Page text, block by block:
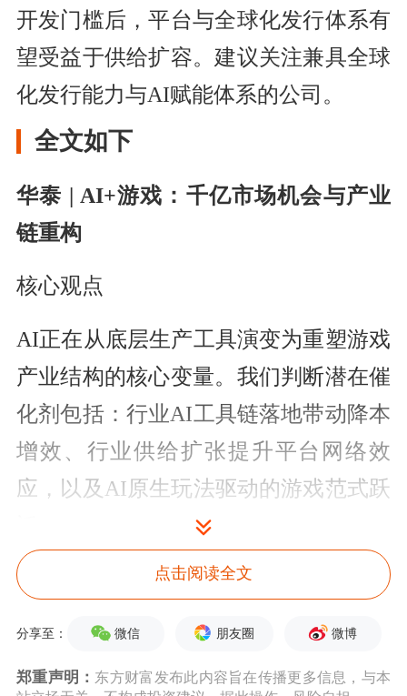
开发门槛后，平台与全球化发行体系有
望受益于供给扩容。建议关注兼具全球
化发行能力与AI赋能体系的公司。
全文如下
华泰 | AI+游戏：千亿市场机会与产业
链重构
核心观点
AI正在从底层生产工具演变为重塑游戏
产业结构的核心变量。我们判断潜在催
化剂包括：行业AI工具链落地带动降本
增效、行业供给扩张提升平台网络效
应，以及AI原生玩法驱动的游戏范式跃
上游：AI推动引擎向智能生成平台演
AI正在推动游戏引擎由传统功能执行工
点击阅读全文
分享至： 微信 朋友圈 微博
郑重声明： 东方财富发布此内容旨在传播更多信息，与本